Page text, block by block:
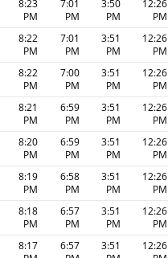
12:26
PM
3:50
PM
7:01
PM
8:23
PM
12:26
PM
3:51
PM
7:01
PM
8:22
PM
12:26
PM
3:51
PM
7:00
PM
8:22
PM
12:26
PM
3:51
PM
6:59
PM
8:21
PM
12:26
PM
3:51
PM
6:59
PM
8:20
PM
12:26
PM
3:51
PM
6:58
PM
8:19
PM
12:26
PM
3:51
PM
6:57
PM
8:18
PM
12:26
3:51
6:57
8:17